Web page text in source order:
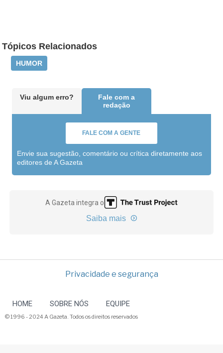
Tópicos Relacionados
HUMOR
Viu algum erro?
Fale com a
redação
FALE COM A GENTE
Envie sua sugestão, comentário ou crítica diretamente aos
editores de A Gazeta
A Gazeta integra o
Saiba mais
Privacidade e segurança
HOME SOBRE NÓS EQUIPE
© 1996 - 2024 A Gazeta. Todos os direitos reservados